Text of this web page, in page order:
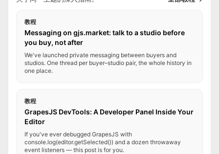
教程
Messaging on gjs.market: talk to a studio before
you buy, not after
We've launched private messaging between buyers and
studios. One thread per buyer–studio pair, the whole history in
one place.
教程
GrapesJS DevTools: A Developer Panel Inside Your
Editor
If you've ever debugged GrapesJS with
console.log(editor.getSelected()) and a dozen throwaway
event listeners — this post is for you.